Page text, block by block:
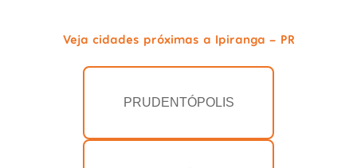
Veja cidades próximas a Ipiranga - PR
PRUDENTÓPOLIS